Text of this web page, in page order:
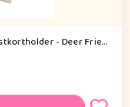
Done By Deer Baby Kontrastkortholder - Deer Friends - Sand